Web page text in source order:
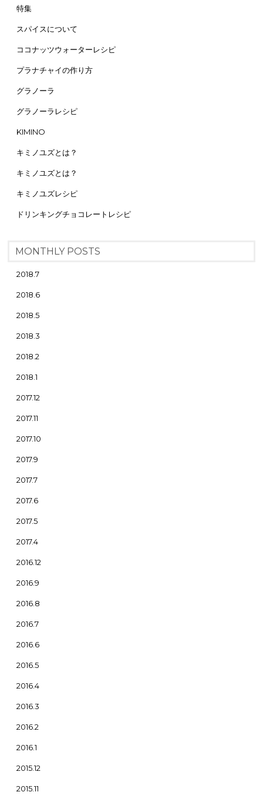
特集
スパイスについて
ココナッツウォーターレシピ
プラナチャイの作り方
グラノーラ
グラノーラレシピ
KIMINO
キミノユズとは？
キミノユズとは？
キミノユズレシピ
ドリンキングチョコレートレシピ
MONTHLY POSTS
2018.7
2018.6
2018.5
2018.3
2018.2
2018.1
2017.12
2017.11
2017.10
2017.9
2017.7
2017.6
2017.5
2017.4
2016.12
2016.9
2016.8
2016.7
2016.6
2016.5
2016.4
2016.3
2016.2
2016.1
2015.12
2015.11